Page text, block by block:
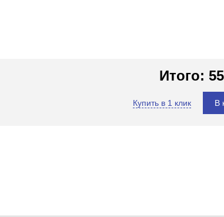
Итого:
Купить в 1 клик В